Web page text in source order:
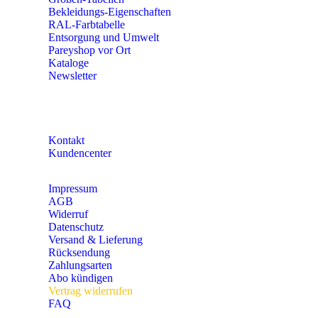
Bekleidungs-Eigenschaften
RAL-Farbtabelle
Entsorgung und Umwelt
Pareyshop vor Ort
Kataloge
Newsletter
Kontakt
Kundencenter
Impressum
AGB
Widerruf
Datenschutz
Versand & Lieferung
Rücksendung
Zahlungsarten
Abo kündigen
Vertrag widerrufen
FAQ